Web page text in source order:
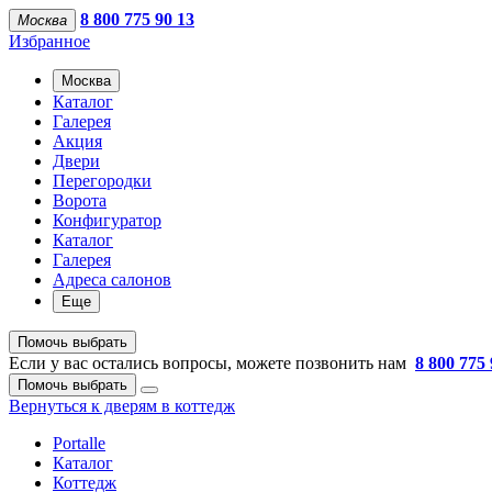
Москва
8 800 775 90 13
Избранное
Москва
Каталог
Галерея
Акция
Двери
Перегородки
Ворота
Конфигуратор
Каталог
Галерея
Адреса салонов
Еще
Помочь выбрать
Если у вас остались вопросы, можете позвонить нам 8 800 775
Помочь выбрать
Вернуться к дверям в коттедж
Portalle
Каталог
Коттедж